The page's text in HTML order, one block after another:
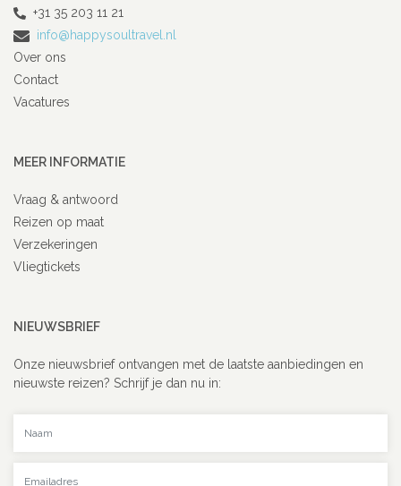
+31 35 203 11 21
info@happysoultravel.nl
Over ons
Contact
Vacatures
MEER INFORMATIE
Vraag & antwoord
Reizen op maat
Verzekeringen
Vliegtickets
NIEUWSBRIEF
Onze nieuwsbrief ontvangen met de laatste aanbiedingen en
nieuwste reizen? Schrijf je dan nu in: